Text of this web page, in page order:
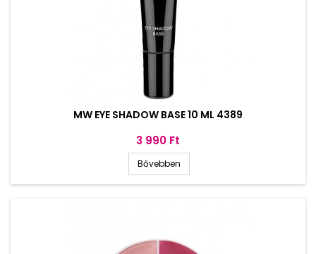
MW EYE SHADOW BASE 10 ML 4389
Ár
3 990 Ft
Bővebben